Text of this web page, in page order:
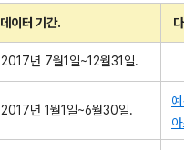
데이터 기간.
2017년 7월1일~12월31일.
2017년 1월1일~6월30일.